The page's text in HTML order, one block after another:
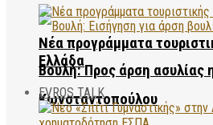
Βουλή: Προς άρση ασυλίας
Κωνσταντοπούλου
Νέα προγράμματα
Ελλάδα
EVROS TALK